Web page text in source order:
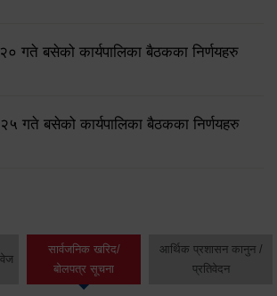
गते बसेको कार्यपालिका बैठकका निर्णयहरु
गते बसेको कार्यपालिका बैठकका निर्णयहरु
सार्वजनिक खरिद/
बोलपत्र सूचना
आर्थिक प्रशासन कानुन /
प्रतिवेदन